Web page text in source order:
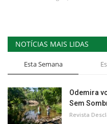
NOTÍCIAS MAIS LIDAS
Esta Semana
Odemira
Sem
Revista